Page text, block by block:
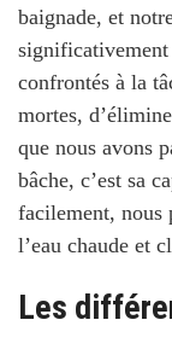
baignade, et
confrontés à la
mortes,
que nous avons
bâche, c’est sa
facilement, nous
l’eau chaude et
Les